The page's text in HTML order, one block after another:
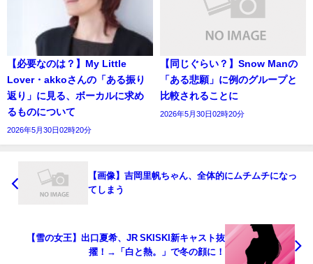
【必要なのは？】My Little
Lover・akkoさんの「ある振り
返り」に見る、ボーカルに求め
るものについて
2026年5月30日02時20分
【同じぐらい？】Snow Manの
「ある悲願」に例のグループと
比較されることに
2026年5月30日02時20分
【画像】吉岡里帆ちゃん、全体的にムチムチになっ
てしまう
【雪の女王】出口夏希、JR SKISKI新キャスト抜
擢！→「白と熱。」で冬の顔に！